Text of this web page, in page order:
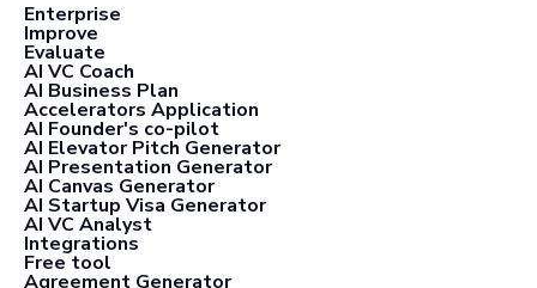
Enterprise
Improve
Evaluate
AI VC Coach
AI Business Plan
Accelerators Application
AI Founder's co-pilot
AI Elevator Pitch Generator
AI Presentation Generator
AI Canvas Generator
AI Startup Visa Generator
AI VC Analyst
Integrations
Free tool
Agreement Generator